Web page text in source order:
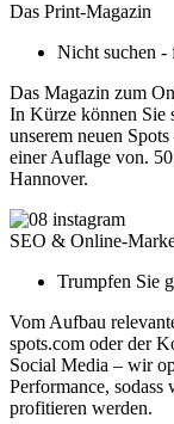
Das Print-Magazin
Nicht suchen -
Das Magazin zum
In Kürze können Sie
unserem neuen
einer Auflage von.
Hannover.
SEO & Online-
Trumpfen Sie
Vom Aufbau
spots.com oder der
Social Media – wir
Performance,
profitieren werden.